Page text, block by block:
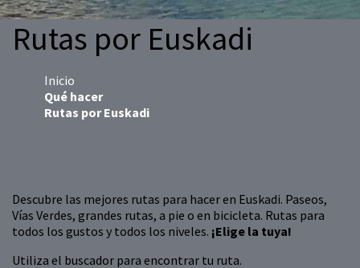
Rutas por Euskadi
Inicio
Qué hacer
Rutas por Euskadi
Descubre las mejores rutas para hacer en Euskadi. Paseos,
Vías Verdes, grandes rutas, a pie o en bicicleta. Rutas para
todos los gustos y todos los niveles. ¡Elige la tuya!
Utiliza el buscador para encontrar tu ruta.